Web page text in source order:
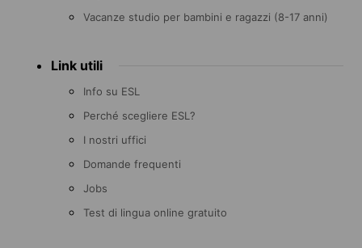
Vacanze studio per bambini e ragazzi (8-17 anni)
Link utili
Info su ESL
Perché scegliere ESL?
I nostri uffici
Domande frequenti
Jobs
Test di lingua online gratuito